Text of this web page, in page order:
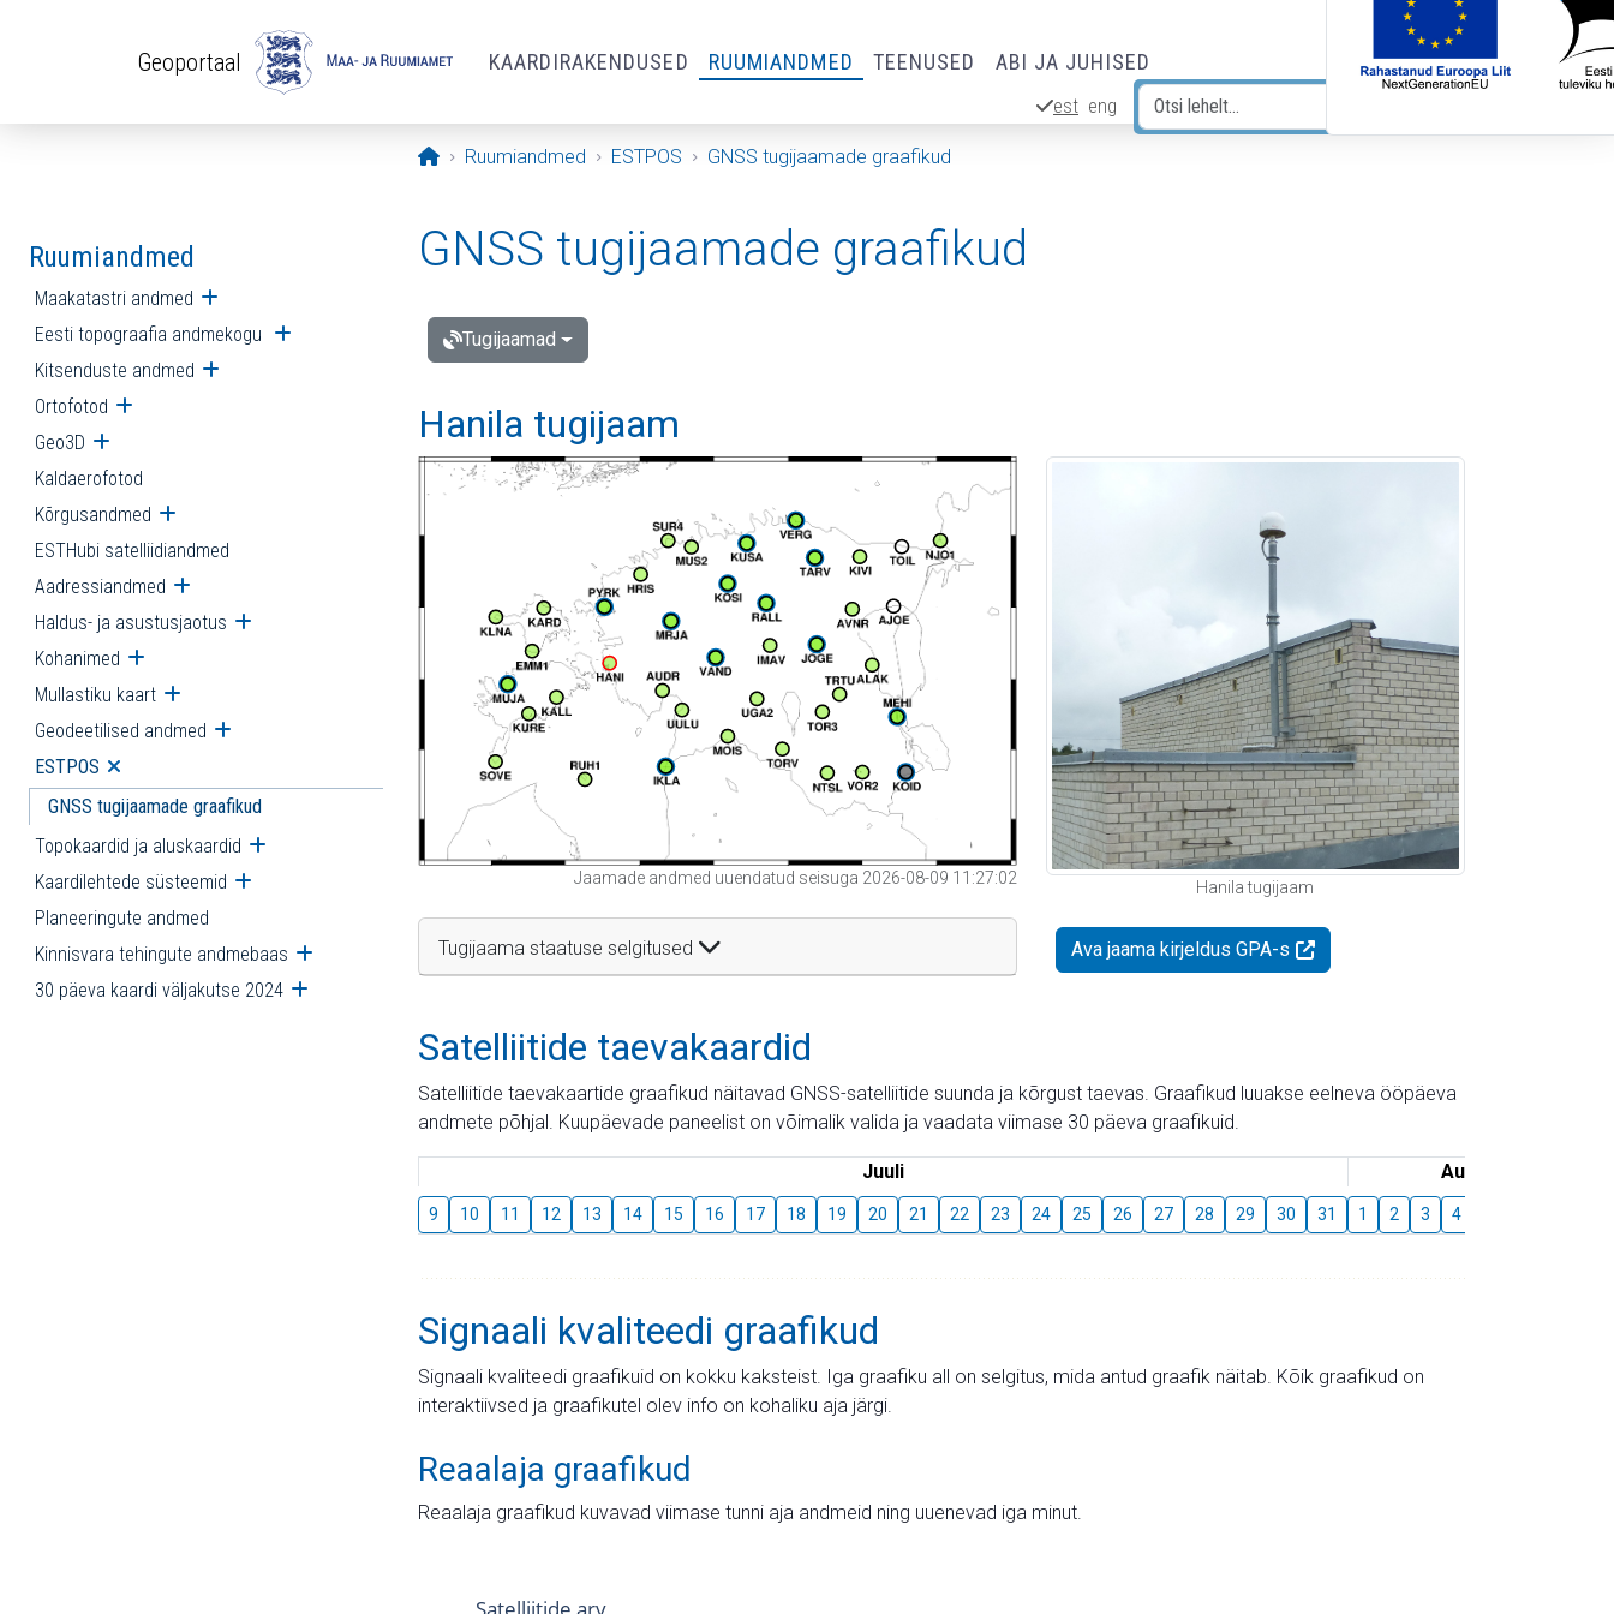
Geoportaal KAARDIRAKENDUSED RUUMIANDMED TEENUSED ABI JA JUHISED
est eng
Avaleht
Ruumiandmed ESTPOS GNSS tugijaamade graafikud
Ruumiandmed
Maakatastri andmed Ava alammenüü
Eesti topograafia andmekogu Ava alammenüü
Kitsenduste andmed Ava alammenüü
Ortofotod Ava alammenüü
Geo3D Ava alammenüü
Kaldaerofotod
Kõrgusandmed Ava alammenüü
ESTHubi satelliidiandmed
Aadressiandmed Ava alammenüü
Haldus- ja asustusjaotus Ava alammenüü
Kohanimed Ava alammenüü
Mullastiku kaart Ava alammenüü
Geodeetilised andmed Ava alammenüü
ESTPOS Ava alammenüü
GNSS tugijaamade graafikud
Topokaardid ja aluskaardid Ava alammenüü
Kaardilehtede süsteemid Ava alammenüü
Planeeringute andmed
Kinnisvara tehingute andmebaas Ava alammenüü
30 päeva kaardi väljakutse 2024 Ava alammenüü
GNSS tugijaamade graafikud
Tugijaamad
Hanila tugijaam
Jaamade andmed uuendatud seisuga 2026-08-09 11:27:02
Tugijaama staatuse selgitused
Hanila tugijaam
Ava jaama kirjeldus GPA-s
Satelliitide taevakaardid
Satelliitide taevakaartide graafikud näitavad GNSS-satelliitide suunda ja kõrgust taevas. Graafikud luuakse eelneva ööpäeva
andmete põhjal. Kuupäevade paneelist on võimalik valida ja vaadata viimase 30 päeva graafikuid.
Juuli August
9 10 11 12 13 14 15 16 17 18 19 20 21 22 23 24 25 26 27 28 29 30 31 1 2 3 4
Signaali kvaliteedi graafikud
Signaali kvaliteedi graafikuid on kokku kaksteist. Iga graafiku all on selgitus, mida antud graafik näitab. Kõik graafikud on
interaktiivsed ja graafikutel olev info on kohaliku aja järgi.
Reaalaja graafikud
Reaalaja graafikud kuvavad viimase tunni aja andmeid ning uuenevad iga minut.